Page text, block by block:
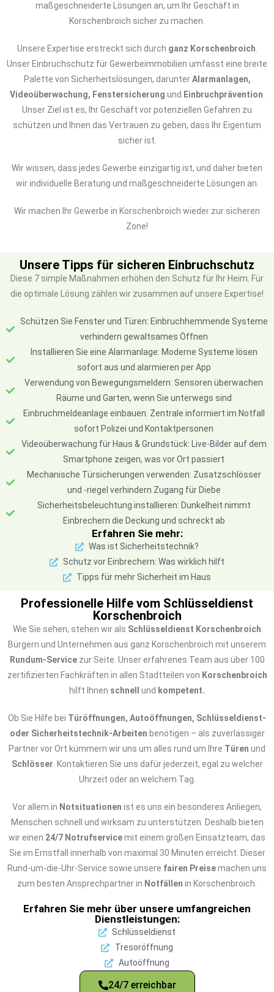
maßgeschneiderte Lösungen an, um Ihr Geschäft in
Korschenbroich sicher zu machen.
Unsere Expertise erstreckt sich durch ganz Korschenbroich
Unser Einbruchschutz für Gewerbeimmobilien umfasst eine breite
Palette von Sicherheitslösungen, darunterAlarmanlagen,
Videoüberwachung, Fenstersicherung und Einbruchprävention
Unser Ziel ist es, Ihr Geschäft vor potenziellen Gefahren zu
schützen und Ihnen das Vertrauen zu geben, dass Ihr Eigentum
sicher ist.
Wir wissen, dass jedes Gewerbe einzigartig ist, und daher bieten
wir individuelle Beratung und maßgeschneiderte Lösungen an.
Wir machen Ihr Gewerbe in Korschenbroich wieder zur sicheren
Zone!
Unsere Tipps für sicheren Einbruchschutz
Diese 7 simple Maßnahmen erhöhen den Schutz für Ihr Heim. Für
die optimale Lösung zählen wir zusammen auf unsere Expertise!
Schützen Sie Fenster und Türen: Einbruchhemmende Systeme
verhindern gewaltsames Öffnen
Installieren Sie eine Alarmanlage: Moderne Systeme lösen
sofort aus und alarmieren per App
Verwendung von Bewegungsmeldern: Sensoren überwachen
Räume und Garten, wenn Sie unterwegs sind
Einbruchmeldeanlage einbauen: Zentrale informiert im Notfall
sofort Polizei und Kontaktpersonen
Videoüberwachung für Haus & Grundstück: Live-Bilder auf dem
Smartphone zeigen, was vor Ort passiert
Mechanische Türsicherungen verwenden: Zusatzschlösser
und -riegel verhindern Zugang für Diebe
Sicherheitsbeleuchtung installieren: Dunkelheit nimmt
Einbrechern die Deckung und schreckt ab
Erfahren Sie mehr:
Was ist Sicherheitstechnik?
Schutz vor Einbrechern: Was wirklich hilft
Tipps für mehr Sicherheit im Haus
Professionelle Hilfe vom Schlüsseldienst
Korschenbroich
Wie Sie sehen, stehen wir als Schlüsseldienst Korschenbroich
Bürgern und Unternehmen aus ganz Korschenbroich mit unserem
Rundum-Servicezur Seite. Unser erfahrenes Team aus über 100
zertifizierten Fachkräften in allen Stadtteilen von Korschenbroich
hilft Ihnen schnell und kompetent.
Ob Sie Hilfe bei Türöffnungen, Autoöffnungen, Schlüsseldienst-
oder Sicherheitstechnik-Arbeiten benötigen – als zuverlässiger
Partner vor Ort kümmern wir uns um alles rund um Ihre Türen und
Schlösser . Kontaktieren Sie uns dafür jederzeit, egal zu welcher
Uhrzeit oder an welchem Tag.
Vor allem in Notsituationen ist es uns ein besonderes Anliegen,
Menschen schnell und wirksam zu unterstützen. Deshalb bieten
wir einen 24/7 Notrufservicemit einem großen Einsatzteam, das
Sie im Ernstfall innerhalb von maximal 30 Minuten erreicht. Dieser
Rund-um-die-Uhr-Service sowie unsere fairen Preisemachen uns
zum besten Ansprechpartner in Notfällen in Korschenbroich.
Erfahren Sie mehr über unsere umfangreichen
Dienstleistungen:
Schlüsseldienst
Tresoröffnung
Autoöffnung
24/7 erreichbar